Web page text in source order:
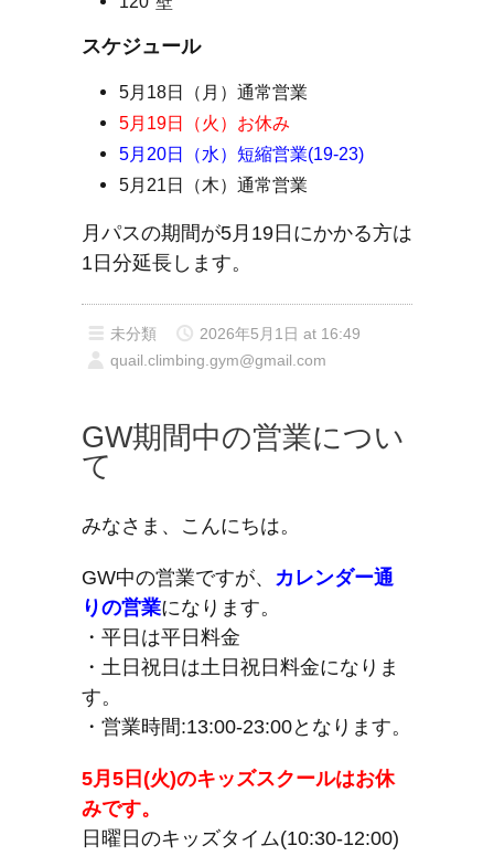
スケジュール
5月18日（月）通常営業
5月19日（火）お休み
5月20日（水）短縮営業(19-23)
5月21日（木）通常営業
月パスの期間が5月19日にかかる方は
1日分延長します。
未分類
2026年5月1日 at 16:49
quail.climbing.gym@gmail.com
GW期間中の営業につい
て
みなさま、こんにちは。
GW中の営業ですが、 カレンダー通
りの営業になります。
・平日は平日料金
・土日祝日は土日祝日料金になりま
す。
・営業時間:13:00-23:00となります。
5月5日(火)のキッズスクールはお休
みです。
日曜日のキッズタイム(10:30-12:00)